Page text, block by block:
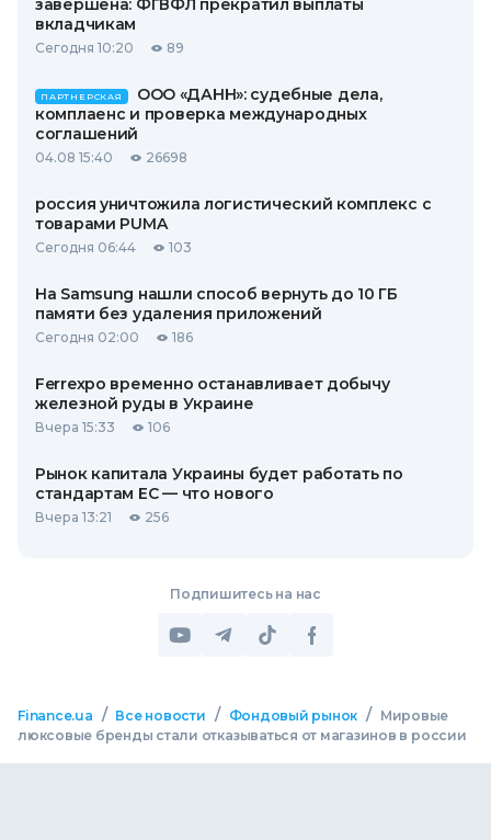
завершена: ФГВФЛ прекратил выплаты
вкладчикам
Сегодня 10:20 89
ПАРТНЕРСКАЯ
ООО «ДАНН»: судебные дела,
комплаенс и проверка международных
соглашений
04.08 15:40 26698
россия уничтожила логистический комплекс с
товарами PUMA
Сегодня 06:44 103
На Samsung нашли способ вернуть до 10 ГБ
памяти без удаления приложений
Сегодня 02:00 186
Ferrexpo временно останавливает добычу
железной руды в Украине
Вчера 15:33 106
Рынок капитала Украины будет работать по
стандартам ЕС — что нового
Вчера 13:21 256
Подпишитесь на нас
Finance.ua / Все новости / Фондовый рынок /
Мировые
люксовые бренды стали отказываться от магазинов в россии